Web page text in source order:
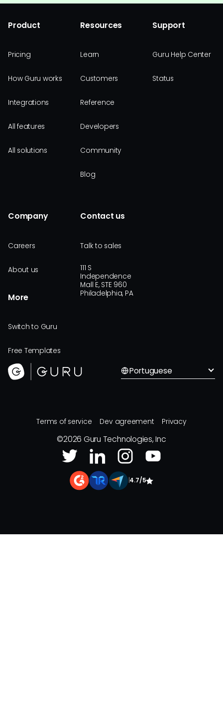
Product
Pricing
How Guru works
Integrations
All features
All solutions
Resources
Learn
Customers
Reference
Developers
Community
Blog
Support
Guru Help Center
Status
Company
Careers
About us
More
Switch to Guru
Free Templates
Contact us
Talk to sales
111 S
Independence
Mall E, STE 960
Philadelphia, PA
Portuguese
Terms of service Dev agreement Privacy
©2026 Guru Technologies, Inc
4.7/5